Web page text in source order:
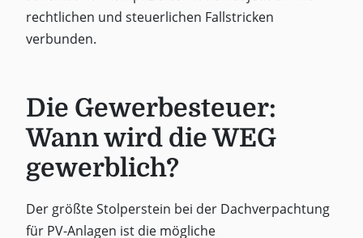
rechtlichen und steuerlichen Fallstricken
verbunden.
Die Gewerbesteuer:
Wann wird die WEG
gewerblich?
Der größte Stolperstein bei der Dachverpachtung
für PV-Anlagen ist die mögliche